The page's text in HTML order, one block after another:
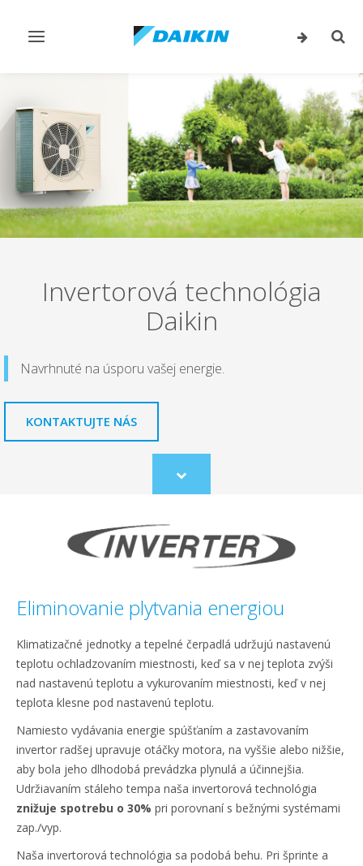
Prepnúť
Invertorová technológia
Daikin
Navrhnuté na úsporu vašej energie.
KONTAKTUJTE NÁS
Scroll
to
Eliminovanie plytvania energiou
Klimatizačné jednotky a tepelné čerpadlá udržujú nastavenú
teplotu ochladzovaním miestnosti, keď sa v nej teplota zvýši
nad nastavenú teplotu a vykurovaním miestnosti, keď v nej
teplota klesne pod nastavenú teplotu.
Namiesto vydávania energie spúšťaním a zastavovaním
invertor radšej upravuje otáčky motora, na vyššie alebo nižšie,
aby bola jeho dlhodobá prevádzka plynulá a účinnejšia.
Udržiavaním stáleho tempa naša invertorová technológia
znižuje spotrebu o 30% pri porovnaní s bežnými systémami
zap./vyp.
Naša invertorová technológia sa podobá behu. Pri šprinte a